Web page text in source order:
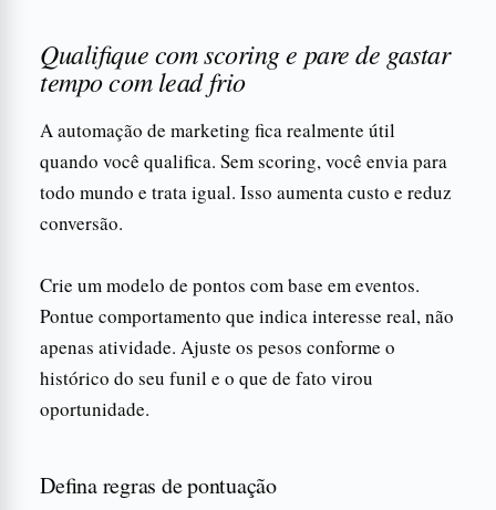
Qualifique com scoring e pare de gastar
tempo com lead frio
A automação de marketing fica realmente útil
quando você qualifica. Sem scoring, você envia para
todo mundo e trata igual. Isso aumenta custo e reduz
conversão.
Crie um modelo de pontos com base em eventos.
Pontue comportamento que indica interesse real, não
apenas atividade. Ajuste os pesos conforme o
histórico do seu funil e o que de fato virou
oportunidade.
Defina regras de pontuação